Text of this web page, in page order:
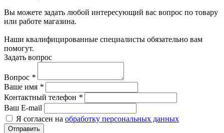
Вы можете задать любой интересующий вас вопрос по товару
или работе магазина.
Наши квалифицированные специалисты обязательно вам
помогут.
Задать вопрос
Вопрос *
Ваше имя *
Контактный телефон *
Ваш E-mail
Я согласен на обработку персональных данных
Отправить